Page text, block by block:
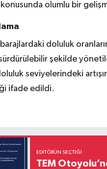
konusunda olumlu bir
doluluk
sürdürülebilir şekilde
seviyelerindeki
ifade edildi.
EDITÖRÜN SEÇTIĞI
TEM